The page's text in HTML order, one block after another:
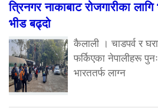
त्रिनगर नाकाबाट रोजगारीका
भीड बढ्दो
कैलाली । चाडपर्व र
फर्किएका नेपालीहरू
भारततर्फ लाग्न